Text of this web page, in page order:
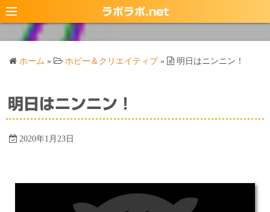
コ
ン
キ
ラポラポ.net
ホーム » ホビー＆クリエイティブ » 明日はニンニン！
明日はニンニン！
2020年1月23日